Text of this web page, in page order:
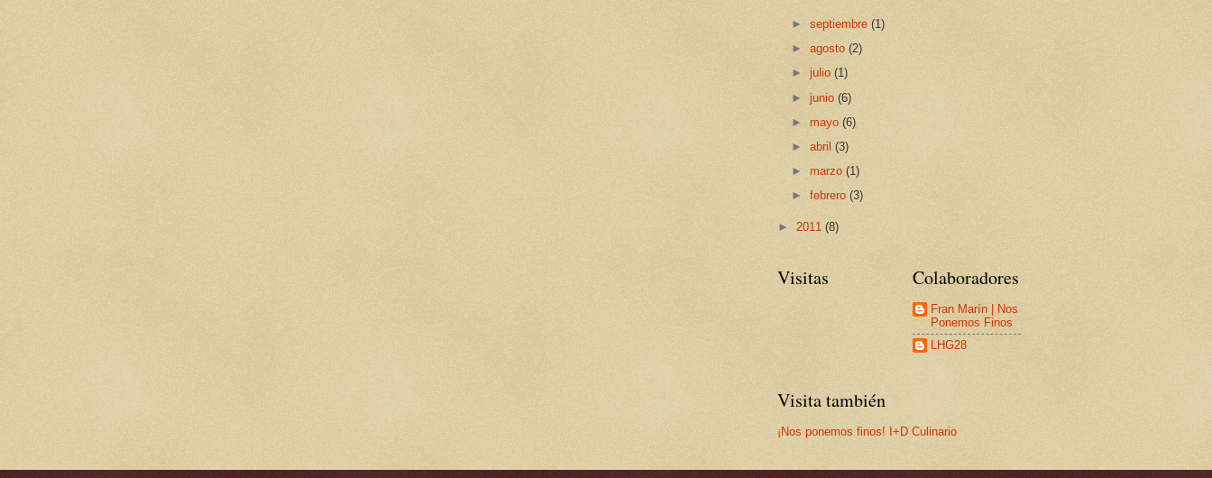
►septiembre(1)
►agosto(2)
►julio(1)
►junio(6)
►mayo(6)
►abril(3)
► marzo(1)
►febrero(3)
► 2011 (8)
Visitas Colaboradores
Fran Marín | Nos
Ponemos Finos
LHG28
Visita también
¡Nos ponemos finos! I+D Culinario